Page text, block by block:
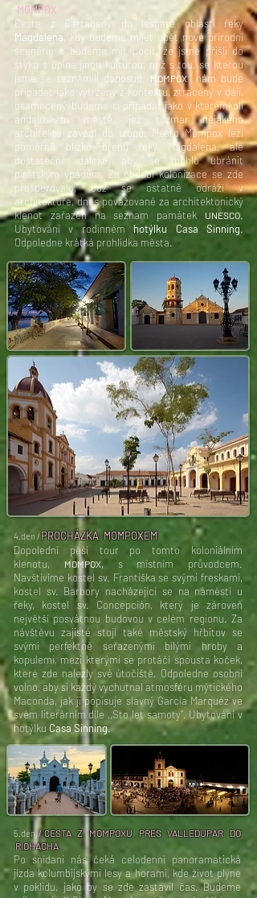
MOMPÓX
Cesta z Cartageny do lesnaté oblasti řeky
Magdalena , kdy budeme míjet opět nové přírodní
scenérie a budeme mít pocit, že jsme přišli do
styku s úplně jinou kulturou, než s tou, se kterou
jsme se seznámili doposud,
MOMPOX
nám bude
připadat jako vytržený z kontextu, ztracený v dáli,
osamocený, budeme si připadat jako v kterémkoli
andaluském městě, jež rozmar nějakého
architekta zavedl do tropů. Město Mompox leží
poměrně blízko břehů řeky Magdalena, ale
dostatečně daleko, aby se mohlo ubránit
pirátským vpádům. Za období kolonizace se zde
prosperovalo, což se ostatně odráží v
architektuře, dnes považované za architektonický
klenot zařazen na seznam památek
UNESCO.
Ubytování v rodinném hotýlku Casa Sinning.
Odpoledne krátká prohlídka města.
4.den /PROCHÁZKA MOMPOXEM
Dopolední pěší tour po tomto koloniálním
klenotu,
MOMPOX,
s místním průvodcem.
Navštívíme kostel sv. Františka se svými freskami,
kostel sv. Barbory nacházející se na náměstí u
řeky, kostel sv. Concepción, který je zároveň
největší posvátnou budovou v celém regionu. Za
návštěvu zajisté stojí také městský hřbitov se
svými perfektně seřazenými bílými hroby a
kopulemi, mezi kterými se protáčí spousta koček,
které zde nalezly své útočiště. Odpoledne osobní
volno, aby si každý vychutnal atmosféru mýtického
Maconda, jak ji popisuje slavný García Marquéz ve
svém literárním díle ,,Sto let samoty”. Ubytování v
hotýlku Casa Sinning.
5.den /CESTA Z MOMPOXU PŘES VALLEDUPAR DO
RIOHACHA
Po snídani nás čeká celodenní panoramatická
jízda kolumbijskými lesy a horami, kde život plyne
v poklidu, jako by se zde zastavil čas. Budeme